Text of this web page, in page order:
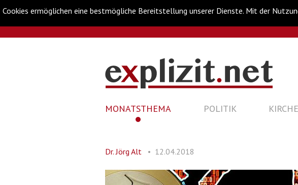
Cookies ermöglichen eine bestmögliche Bereitstellung unserer Dienste. Mit der
NAVIGATION
ÜBERSPRINGEN
MONATSTHEMA POLITIK KIRCHE
Dr. Jörg Alt 12.04.2018